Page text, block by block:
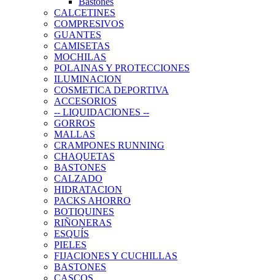
CALCETINES
COMPRESIVOS
GUANTES
CAMISETAS
MOCHILAS
POLAINAS Y PROTECCIONES
ILUMINACION
COSMETICA DEPORTIVA
ACCESORIOS
-- LIQUIDACIONES --
GORROS
MALLAS
CRAMPONES RUNNING
CHAQUETAS
BASTONES
CALZADO
HIDRATACION
PACKS AHORRO
BOTIQUINES
RIÑONERAS
ESQUÍS
PIELES
FIJACIONES Y CUCHILLAS
BASTONES
CASCOS